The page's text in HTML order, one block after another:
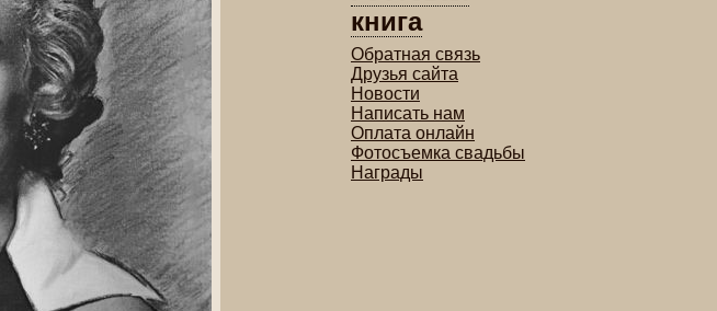
книга
Обратная связь
Друзья сайта
Новости
Написать нам
Оплата онлайн
Фотосъемка свадьбы
Награды